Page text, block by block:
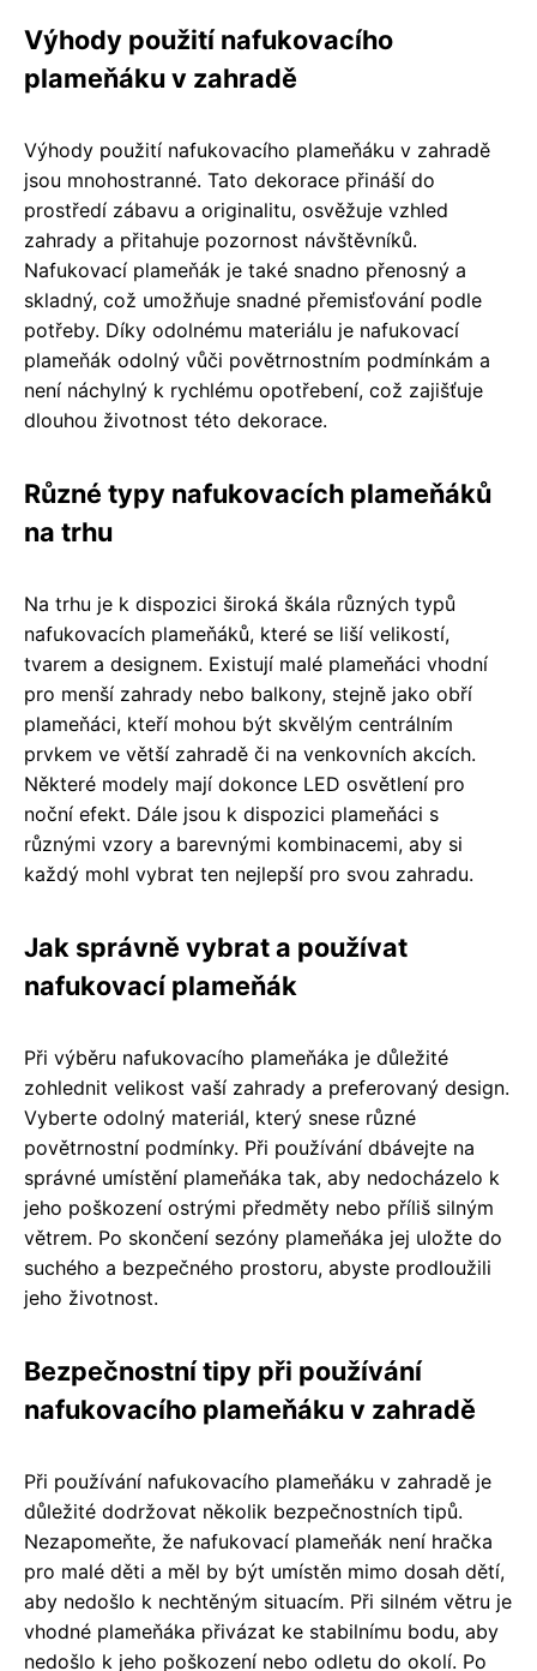
Výhody použití nafukovacího
plameňáku v zahradě
Výhody použití nafukovacího plameňáku v zahradě
jsou mnohostranné. Tato dekorace přináší do
prostředí zábavu a originalitu, osvěžuje vzhled
zahrady a přitahuje pozornost návštěvníků.
Nafukovací plameňák je také snadno přenosný a
skladný, což umožňuje snadné přemisťování podle
potřeby. Díky odolnému materiálu je nafukovací
plameňák odolný vůči povětrnostním podmínkám a
není náchylný k rychlému opotřebení, což zajišťuje
dlouhou životnost této dekorace.
Různé typy nafukovacích plameňáků
na trhu
Na trhu je k dispozici široká škála různých typů
nafukovacích plameňáků, které se liší velikostí,
tvarem a designem. Existují malé plameňáci vhodní
pro menší zahrady nebo balkony, stejně jako obří
plameňáci, kteří mohou být skvělým centrálním
prvkem ve větší zahradě či na venkovních akcích.
Některé modely mají dokonce LED osvětlení pro
noční efekt. Dále jsou k dispozici plameňáci s
různými vzory a barevnými kombinacemi, aby si
každý mohl vybrat ten nejlepší pro svou zahradu.
Jak správně vybrat a používat
nafukovací plameňák
Při výběru nafukovacího plameňáka je důležité
zohlednit velikost vaší zahrady a preferovaný design.
Vyberte odolný materiál, který snese různé
povětrnostní podmínky. Při používání dbávejte na
správné umístění plameňáka tak, aby nedocházelo k
jeho poškození ostrými předměty nebo příliš silným
větrem. Po skončení sezóny plameňáka jej uložte do
suchého a bezpečného prostoru, abyste prodloužili
jeho životnost.
Bezpečnostní tipy při používání
nafukovacího plameňáku v zahradě
Při používání nafukovacího plameňáku v zahradě je
důležité dodržovat několik bezpečnostních tipů.
Nezapomeňte, že nafukovací plameňák není hračka
pro malé děti a měl by být umístěn mimo dosah dětí,
aby nedošlo k nechtěným situacím. Při silném větru je
vhodné plameňáka přivázat ke stabilnímu bodu, aby
nedošlo k jeho poškození nebo odletu do okolí. Po